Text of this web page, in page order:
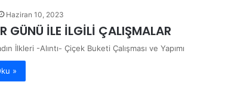
Haziran 10, 2023
GÜNÜ İLE İLGİLİ ÇALIŞMALAR
İlkleri -Alıntı- Çiçek Buketi Çalışması ve Yapımı
»